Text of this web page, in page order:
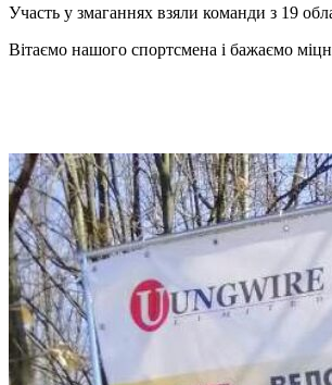
Участь у змаганнях взяли команди з 19
Вітаємо нашого спортсмена і бажаємо